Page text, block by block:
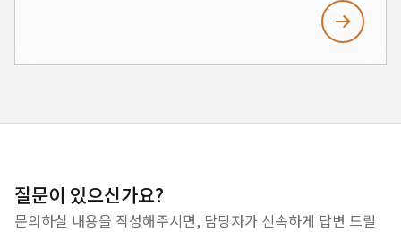
모여 서로 소통하고, 끈끈한 팀워크를 다지며, 회사의
비전과 목표를 깊이 공유하는 값진 시간을 보냈습니다.
이번 워크숍을 통해 회사가 나아갈 방향과 목표를
수 있도록 계속해서 함께 걸어가겠습니다.
질문이 있으신가요?
문의하실 내용을 작성해주시면, 담당자가 신속하게 답변 드릴